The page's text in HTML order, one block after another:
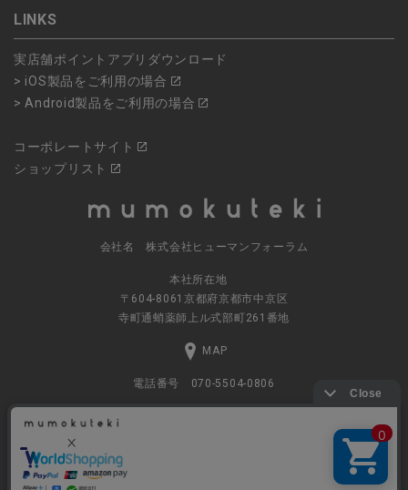
LINKS
実店舗ポイントアプリダウンロード
> iOS製品をご利用の場合
> Android製品をご利用の場合
コーポレートサイト
ショップリスト
会社名 株式会社ヒューマンフォーラム
本社所在地
〒604-8061京都府京都市中京区
寺町通蛸薬師上ル式部町261番地
MAP
電話番号 070-5504-0806
営業時間 11:00～17:30（土日休業）